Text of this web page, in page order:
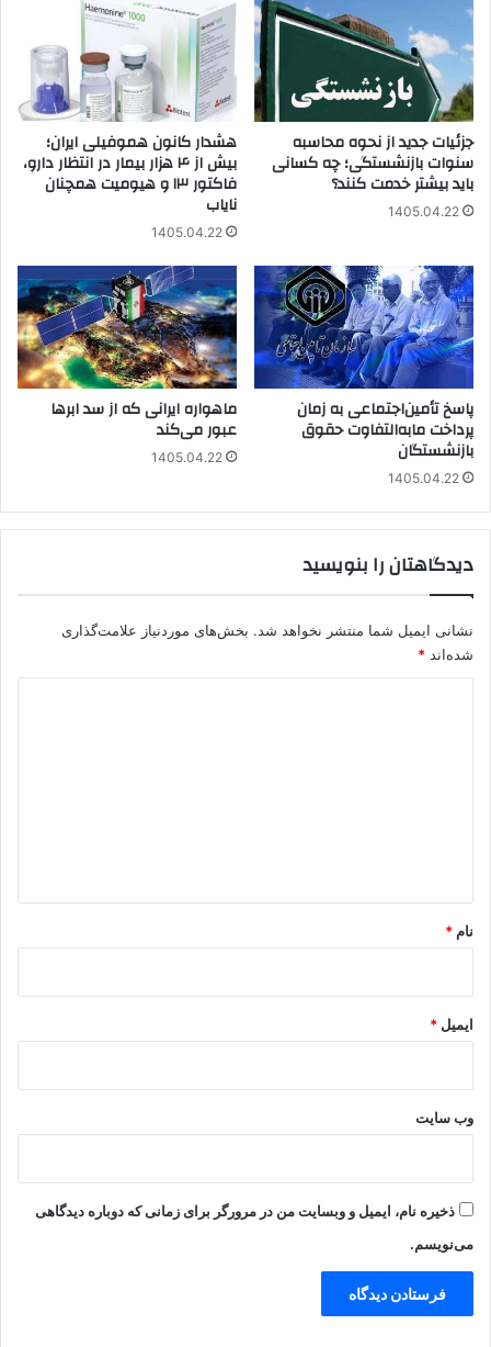
جزئیات جدید از نحوه محاسبه
سنوات بازنشستگی؛ چه کسانی
باید بیشتر خدمت کنند؟
1405.04.22
هشدار کانون هموفیلی ایران؛
بیش از ۴ هزار بیمار در انتظار دارو،
فاکتور ۱۳ و هیومیت همچنان
نایاب
1405.04.22
پاسخ تأمین‌اجتماعی به زمان
پرداخت مابه‌التفاوت حقوق
بازنشستگان
1405.04.22
ماهواره ایرانی که از سد ابرها
عبور می‌کند
1405.04.22
دیدگاهتان را بنویسید
نشانی ایمیل شما منتشر نخواهد شد. بخش‌های موردنیاز علامت‌گذاری
شده‌اند *
نام *
ایمیل *
وب‌ سایت
ذخیره نام، ایمیل و وبسایت من در مرورگر برای زمانی که دوباره دیدگاهی
می‌نویسم.